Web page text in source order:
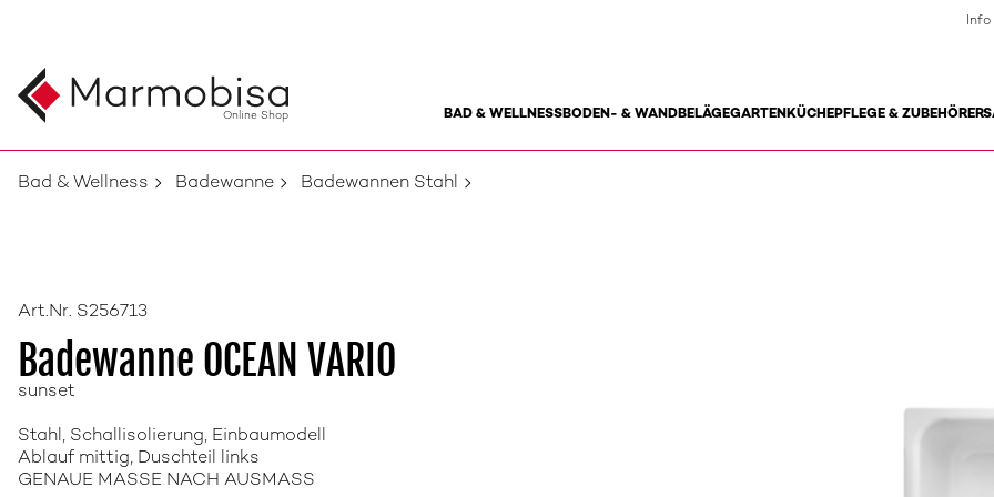
Online Shop BAD & WELLNESSBODEN- & WANDBELÄGEGARTENKÜCHEPFLEGE & ZUBEHÖR
Info
Bad & Wellness Badewanne Badewannen Stahl
Art.Nr. S256713
Badewanne OCEAN VARIO
sunset
Stahl, Schallisolierung, Einbaumodell
Ablauf mittig, Duschteil links
GENAUE MASSE NACH AUSMASS